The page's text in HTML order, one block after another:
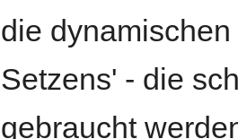
die
Setzens' - die
gebraucht